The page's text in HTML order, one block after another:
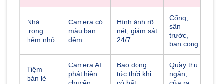
Nhà
trong
hẻm nhỏ
Camera có
màu ban
đêm
Hình ảnh rõ
nét, giám sát
24/7
Cổng,
sân
trước,
ban công
Tiệm
bán lẻ –
Camera AI
phát hiện
Báo động
tức thời khi
Quầy thu
ngân,